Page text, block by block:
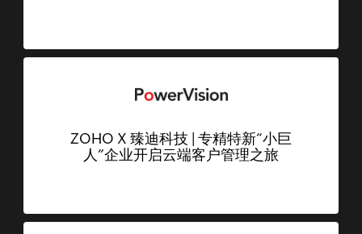
ZOHO X 臻迪科技 | 专精特新“小巨
人”企业开启云端客户管理之旅